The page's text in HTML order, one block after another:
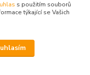
s použitím souborů
týkající se Vašich